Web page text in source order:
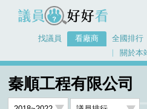
議員好好看
找議員 看廠商 全國排行
關於本
秦順工程有限公司